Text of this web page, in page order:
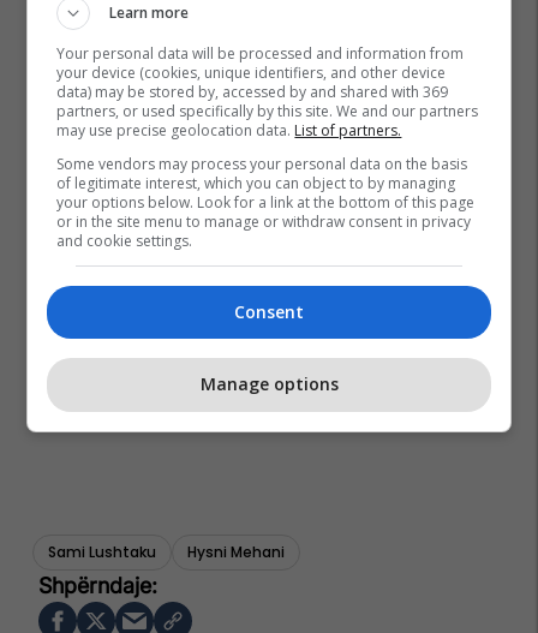
Sami Lushtaku Hysni Mehani
Learn more
Your personal data will be processed and information from
your device (cookies, unique identifiers, and other device
data) may be stored by, accessed by and shared with 369
partners, or used specifically by this site. We and our partners
may use precise geolocation data. List of partners.
Some vendors may process your personal data on the basis
of legitimate interest, which you can object to by managing
your options below. Look for a link at the bottom of this page
or in the site menu to manage or withdraw consent in privacy
and cookie settings.
Consent
Manage options